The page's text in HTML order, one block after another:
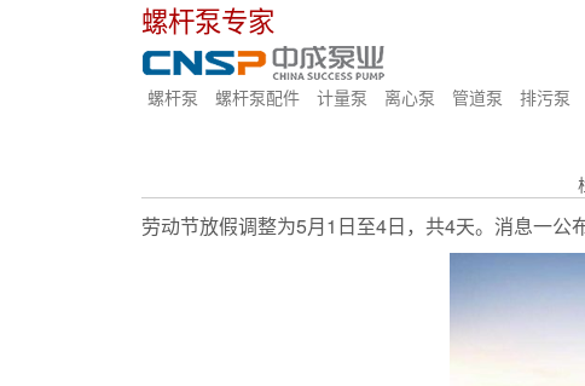
螺杆泵专家
螺杆泵
螺杆泵配件 计量泵 离心泵 管道泵 排污泵
劳动节放假调整为5月1日至4日，共4天。消息一公